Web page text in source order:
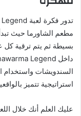
مطعم الشاورما حيث
بسيطة ثم يتم ترقية كل
السندويشات واستخدام
استراتيجية تتميز
عليك العلم أنك خلال